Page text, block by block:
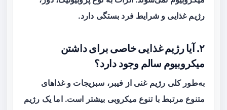
رژیم غذایی و شرایط فرد بستگی دارد.
۲. آیا رژیم غذایی خاصی برای داشتن
میکروبیوم سالم وجود دارد؟
به‌طور کلی رژیم‌ غنی از فیبر، سبزیجات و غذاهای
متنوع مرتبط با تنوع میکروبی بیشتر است. اما یک رژیم